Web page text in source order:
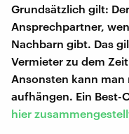
Grundsätzlich gilt:
Ansprechpartner,
Nachbarn gibt. Das
Vermieter zu dem
Ansonsten kann
aufhängen. Ein Best-
hier